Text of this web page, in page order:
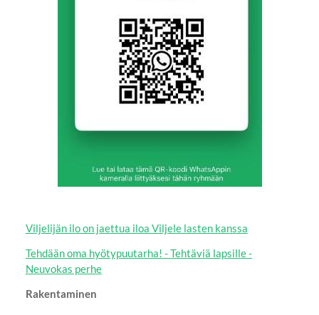
Viljelijän ilo on jaettua iloa Viljele lasten kanssa
Tehdään oma hyötypuutarha! - Tehtäviä lapsille -
Neuvokas perhe
Rakentaminen